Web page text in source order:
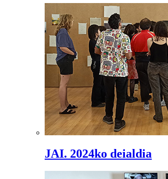
JAI. 2024ko deialdia